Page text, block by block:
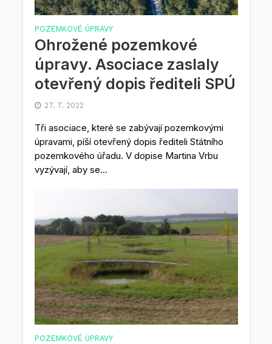
POZEMKOVÉ ÚPRAVY
Ohrožené pozemkové
úpravy. Asociace zaslaly
otevřený dopis řediteli SPÚ
27. 7. 2022
Tři asociace, které se zabývají pozemkovými
úpravami, píší otevřený dopis řediteli Státního
pozemkového úřadu. V dopise Martina Vrbu
vyzývají, aby se...
POZEMKOVÉ ÚPRAVY